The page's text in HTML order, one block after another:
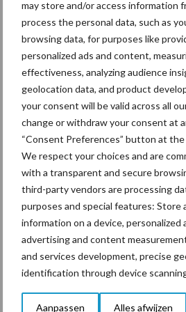
may store and/or access information
process the personal data, such as
browsing data, for purposes like
personalized ads and content,
effectiveness, analyzing audience
geolocation data, and product
your consent will be valid across all
change or withdraw your consent at
“Consent Preferences” button at
We respect your choices and are
with a transparent and secure
third-party vendors are processing
purposes and special features: Store
information on a device,
advertising and content
and services development, precise
identification through device
Aanpassen Alles afwijzen
weidevogels, in een natte bodem meer
beter bereikbaar maakt voor
Water trekt bovendien insecten aan,
weidevogelkuikens; wat er voor zorgt
opgroeigebied ook voor kuikens een
tegengaan van bodemdaling en het
Bron:Brandhof
Aanbevolen voor jou!
grillig:
geopolitiek
in de greep